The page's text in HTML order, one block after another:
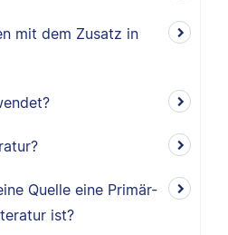
mit dem Zusatz in
Quelle eine Primär-
ist?